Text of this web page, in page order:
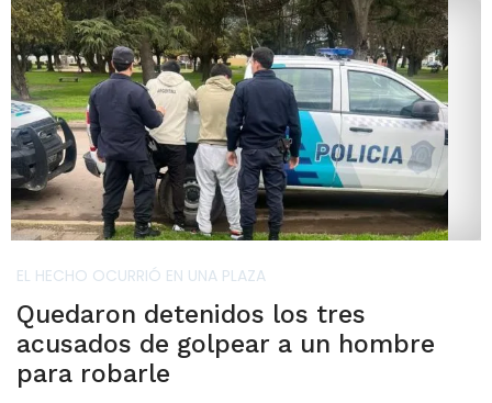
EL HECHO OCURRIÓ EN UNA PLAZA
Quedaron detenidos los tres
acusados de golpear a un hombre
para robarle